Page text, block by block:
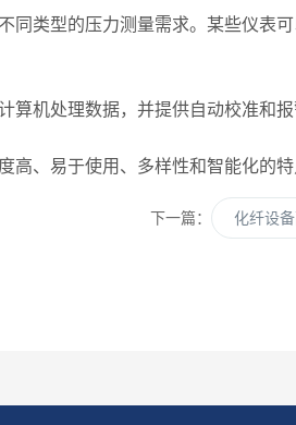
类型的压力测量需求。某些仪表
处理数据，并提供自动校准和报
高、易于使用、多样性和智能化的
下一篇： 化纤设